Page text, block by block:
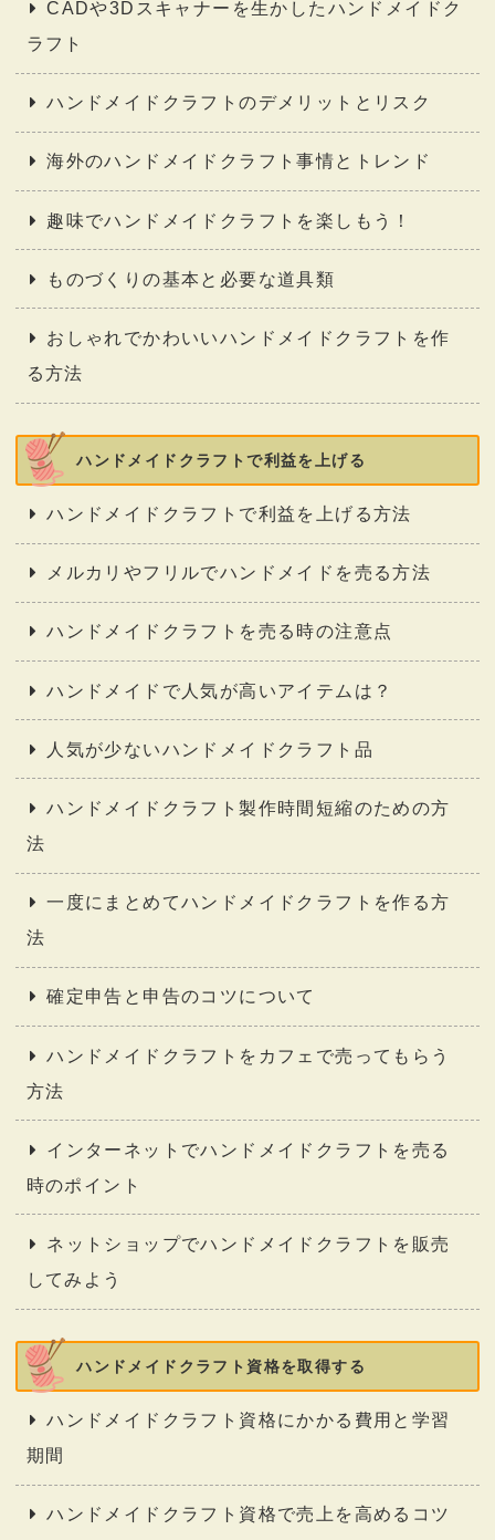
CADや3Dスキャナーを生かしたハンドメイドク
ラフト
ハンドメイドクラフトのデメリットとリスク
海外のハンドメイドクラフト事情とトレンド
趣味でハンドメイドクラフトを楽しもう！
ものづくりの基本と必要な道具類
おしゃれでかわいいハンドメイドクラフトを作
る方法
ハンドメイドクラフトで利益を上げる
ハンドメイドクラフトで利益を上げる方法
メルカリやフリルでハンドメイドを売る方法
ハンドメイドクラフトを売る時の注意点
ハンドメイドで人気が高いアイテムは？
人気が少ないハンドメイドクラフト品
ハンドメイドクラフト製作時間短縮のための方
法
一度にまとめてハンドメイドクラフトを作る方
法
確定申告と申告のコツについて
ハンドメイドクラフトをカフェで売ってもらう
方法
インターネットでハンドメイドクラフトを売る
時のポイント
ネットショップでハンドメイドクラフトを販売
してみよう
ハンドメイドクラフト資格を取得する
ハンドメイドクラフト資格にかかる費用と学習
期間
ハンドメイドクラフト資格で売上を高めるコツ